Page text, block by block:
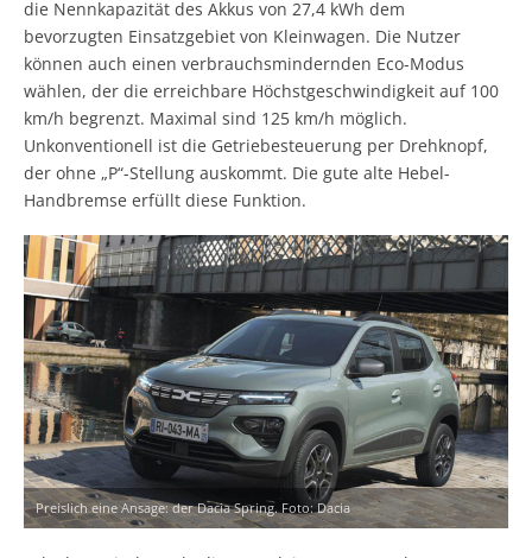
die Nennkapazität des Akkus von 27,4 kWh dem
bevorzugten Einsatzgebiet von Kleinwagen. Die Nutzer
können auch einen verbrauchsmindernden Eco-Modus
wählen, der die erreichbare Höchstgeschwindigkeit auf 100
km/h begrenzt. Maximal sind 125 km/h möglich.
Unkonventionell ist die Getriebesteuerung per Drehknopf,
der ohne „P“-Stellung auskommt. Die gute alte Hebel-
Handbremse erfüllt diese Funktion.
Preislich eine Ansage: der Dacia Spring. Foto: Dacia